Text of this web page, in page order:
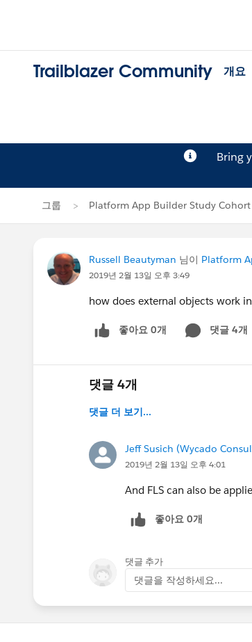
Trailblazer Community 개요
Bring
그룹 Platform App Builder Study Cohort
Russell Beautyman 님이 Platform
2019년 2월 13일 오후 3:49
how does external objects work
좋아요 0개 댓글 4개
댓글 4개
댓글 더 보기...
Jeff Susich (Wycado
2019년 2월 13일 오후 4:01
And FLS can also be
좋아요 0개
댓글 추가
댓글을 작성하세요...